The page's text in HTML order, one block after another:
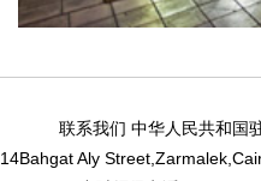
联系我们 中华人民共和国
14Bahgat Aly